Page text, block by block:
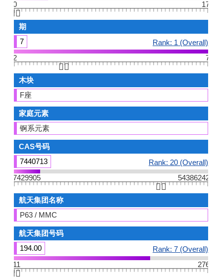
0
17
👆🏻
期
7
Rank: 1 (Overall)
2
7
👆🏻
木块
F座
家庭元素
锕系元素
CAS号码
7440713
Rank: 20 (Overall)
7429905
54386242
👆🏻
航天集团名称
P63 / MMC
航天集团号码
194.00
Rank: 7 (Overall)
11
276
👆🏻